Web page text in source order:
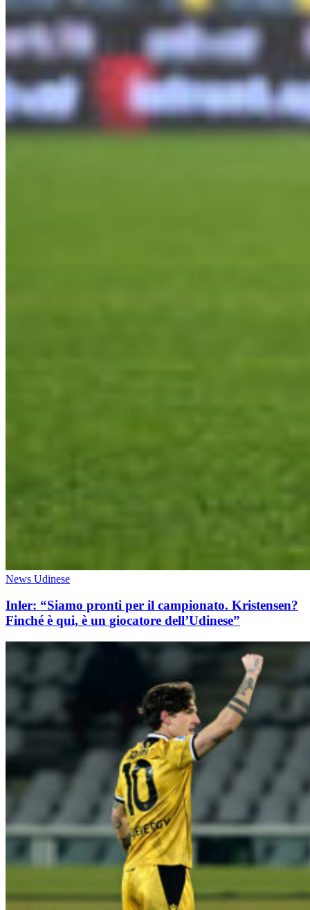
News Udinese
Inler: “Siamo pronti per il campionato. Kristensen?
Finché è qui, è un giocatore dell’Udinese”